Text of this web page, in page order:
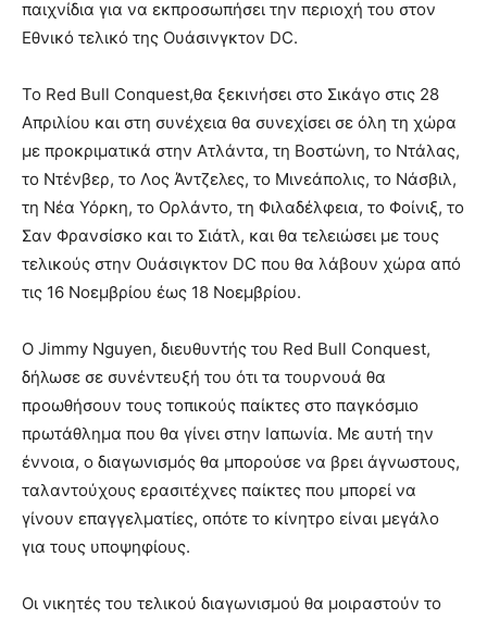
παιχνίδια για να εκπροσωπήσει την περιοχή του στον
Εθνικό τελικό της Ουάσινγκτον DC.
Το Red Bull Conquest,θα ξεκινήσει στο Σικάγο στις 28
Απριλίου και στη συνέχεια θα συνεχίσει σε όλη τη χώρα
με προκριματικά στην Ατλάντα, τη Βοστώνη, το Ντάλας,
το Ντένβερ, το Λος Άντζελες, το Μινεάπολις, το Νάσβιλ,
τη Νέα Υόρκη, το Ορλάντο, τη Φιλαδέλφεια, το Φοίνιξ, το
Σαν Φρανσίσκο και το Σιάτλ, και θα τελειώσει με τους
τελικούς στην Ουάσιγκτον DC που θα λάβουν χώρα από
τις 16 Νοεμβρίου έως 18 Νοεμβρίου.
Ο Jimmy Nguyen, διευθυντής του Red Bull Conquest,
δήλωσε σε συνέντευξή του ότι τα τουρνουά θα
προωθήσουν τους τοπικούς παίκτες στο παγκόσμιο
πρωτάθλημα που θα γίνει στην Ιαπωνία. Με αυτή την
έννοια, ο διαγωνισμός θα μπορούσε να βρει άγνωστους,
ταλαντούχους ερασιτέχνες παίκτες που μπορεί να
γίνουν επαγγελματίες, οπότε το κίνητρο είναι μεγάλο
για τους υποψηφίους.
Οι νικητές του τελικού διαγωνισμού θα μοιραστούν το